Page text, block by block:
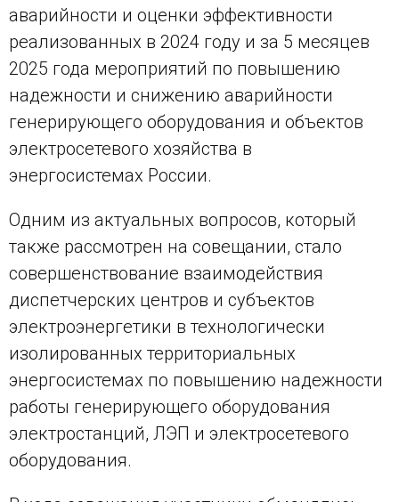
аварийности и оценки эффективности
реализованных в 2024 году и за 5 месяцев
2025 года мероприятий по повышению
надежности и снижению аварийности
генерирующего оборудования и объектов
электросетевого хозяйства в
энергосистемах России.
Одним из актуальных вопросов, который
также рассмотрен на совещании, стало
совершенствование взаимодействия
диспетчерских центров и субъектов
электроэнергетики в технологически
изолированных территориальных
энергосистемах по повышению надежности
работы генерирующего оборудования
электростанций, ЛЭП и электросетевого
оборудования.